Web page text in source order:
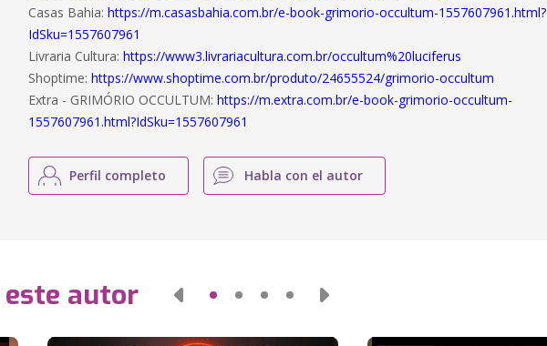
Casas Bahia:https://m.casasbahia.com.br/e-book-grimorio-occultum-1557607961.html?
IdSku=1557607961
Livraria Cultura:https://www3.livrariacultura.com.br/occultum%20luciferus
Shoptime:https://www.shoptime.com.br/produto/24655524/grimorio-occultum
Extra - GRIMÓRIO OCCULTUM:https://m.extra.com.br/e-book-grimorio-occultum-
1557607961.html?IdSku=1557607961
Perfil completo Habla con el autor
este autor